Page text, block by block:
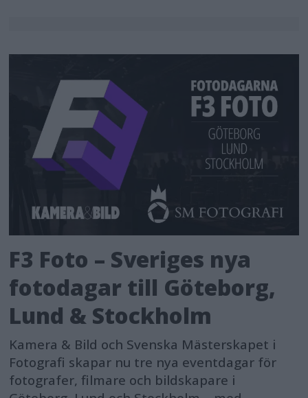
F3 Foto – Sveriges nya
fotodagar till Göteborg,
Lund & Stockholm
Kamera & Bild och Svenska Mästerskapet i
Fotografi skapar nu tre nya eventdagar för
fotografer, filmare och bildskapare i